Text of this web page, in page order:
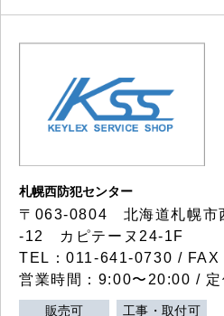
札幌西防犯センター
〒063-0804 北海道札幌市
-12 カピテーヌ24-1F
TEL：011-641-0730 / FAX
営業時間：9:00〜20:00 / 定
販売可 工事・取付可